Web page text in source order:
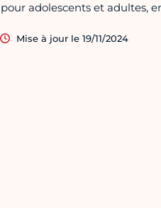
pour adolescents et adultes,
Mise à jour le 19/11/2024